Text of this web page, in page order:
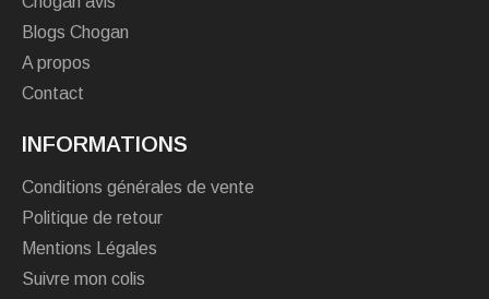
Blogs Chogan
A propos
Contact
INFORMATIONS
Conditions générales de vente
Politique de retour
Mentions Légales
Suivre mon colis